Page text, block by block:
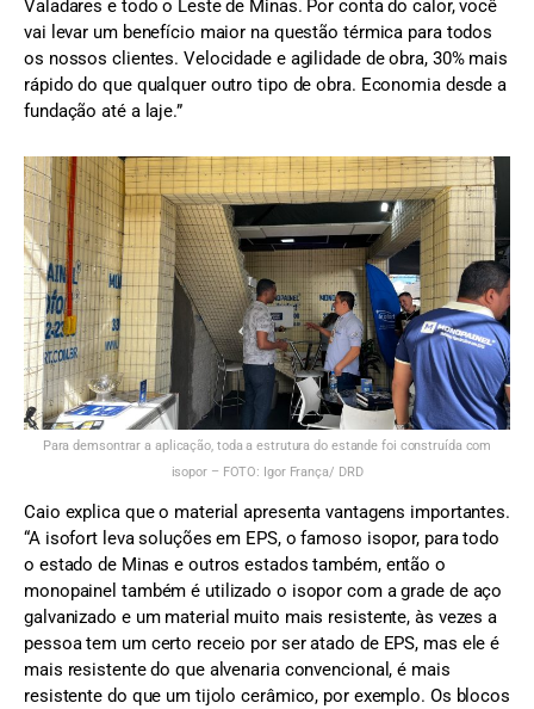
Valadares e todo o Leste de Minas. Por conta do calor, você
vai levar um benefício maior na questão térmica para todos
os nossos clientes. Velocidade e agilidade de obra, 30% mais
rápido do que qualquer outro tipo de obra. Economia desde a
fundação até a laje.”
Para demsontrar a aplicação, toda a estrutura do estande foi construída com
isopor – FOTO: Igor França/ DRD
Caio explica que o material apresenta vantagens importantes.
“A isofort leva soluções em EPS, o famoso isopor, para todo
o estado de Minas e outros estados também, então o
monopainel também é utilizado o isopor com a grade de aço
galvanizado e um material muito mais resistente, às vezes a
pessoa tem um certo receio por ser atado de EPS, mas ele é
mais resistente do que alvenaria convencional, é mais
resistente do que um tijolo cerâmico, por exemplo. Os blocos